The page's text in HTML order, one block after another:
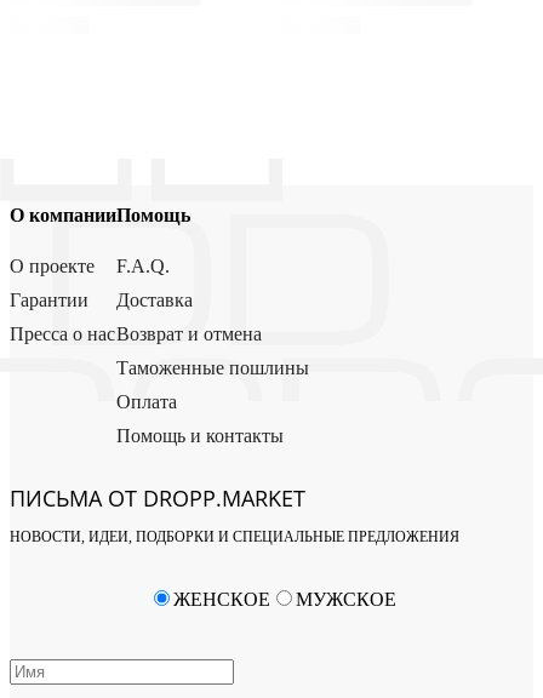
О компании
О проекте
Гарантии
Пресса о нас
Помощь
F.A.Q.
Доставка
Возврат и отмена
Таможенные пошлины
Оплата
Помощь и контакты
ПИСЬМА ОТ DROPP.MARKET
НОВОСТИ, ИДЕИ, ПОДБОРКИ И СПЕЦИАЛЬНЫЕ ПРЕДЛОЖЕНИЯ
ЖЕНСКОЕ МУЖСКОЕ